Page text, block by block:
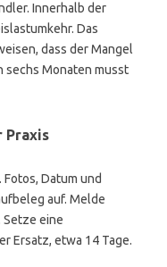
Innerhalb der
Das
dass der Mangel
sechs Monaten musst
Praxis
Datum und
auf. Melde
eine
Ersatz, etwa 14 Tage.